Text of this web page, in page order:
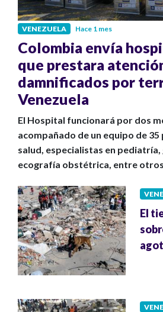
VENEZUELA Hace 1 mes
Colombia envía
que prestara
damnificados por
Venezuela
El Hospital funcionará por dos
acompañado de un equipo de
salud, especialistas en pediatría,
ecografía obstétrica, entre
El